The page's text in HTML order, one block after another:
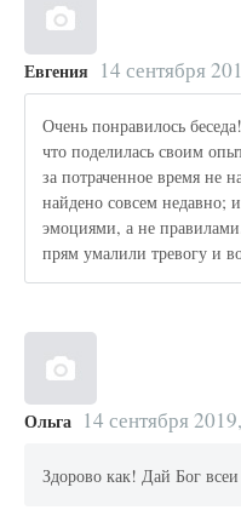
Евгения 14 сентября
Очень понравилось
что поделилась своим
за потраченное время не
найдено совсем недавно;
эмоциями, а не
прям умалили тревогу и
Ольга 14 сентября
Здорово как! Дай Бог